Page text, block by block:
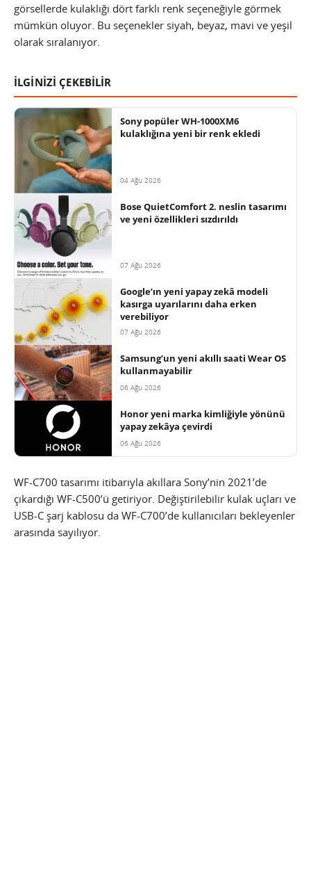
görsellerde kulaklığı dört farklı renk seçeneğiyle görmek
mümkün oluyor. Bu seçenekler siyah, beyaz, mavi ve yeşil
olarak sıralanıyor.
İLGİNİZİ ÇEKEBİLİR
Sony popüler WH-1000XM6
kulaklığına yeni bir renk ekledi
04 Ağu 2026
Bose QuietComfort 2. neslin tasarımı
ve yeni özellikleri sızdırıldı
07 Ağu 2026
Google’ın yeni yapay zekâ modeli
kasırga uyarılarını daha erken
verebiliyor
07 Ağu 2026
Samsung’un yeni akıllı saati Wear OS
kullanmayabilir
06 Ağu 2026
Honor yeni marka kimliğiyle yönünü
yapay zekâya çevirdi
06 Ağu 2026
WF-C700 tasarımı itibarıyla akıllara Sony’nin 2021’de
çıkardığı WF-C500’ü getiriyor. Değiştirilebilir kulak uçları ve
USB-C şarj kablosu da WF-C700’de kullanıcıları bekleyenler
arasında sayılıyor.